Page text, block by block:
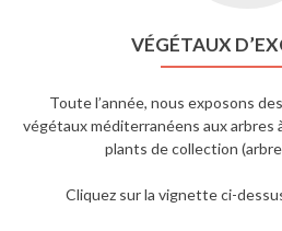
VÉGÉTAUX
Toute l’année, nous exposons
végétaux méditerranéens aux arbres
plants de collection
Cliquez sur la vignette ci-